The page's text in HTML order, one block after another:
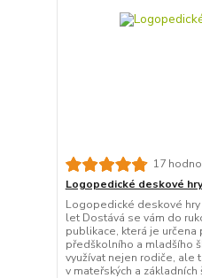
17
Logopedické deskové hry
Logopedické deskové
let Dostává se vám do
publikace, která je
předškolního a mladšího
využívat nejen rodiče, ale
v mateřských a